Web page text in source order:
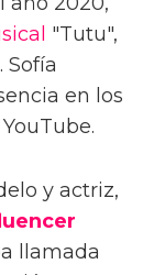
"Tutu",
Sofía
en los
y actriz,
llamada